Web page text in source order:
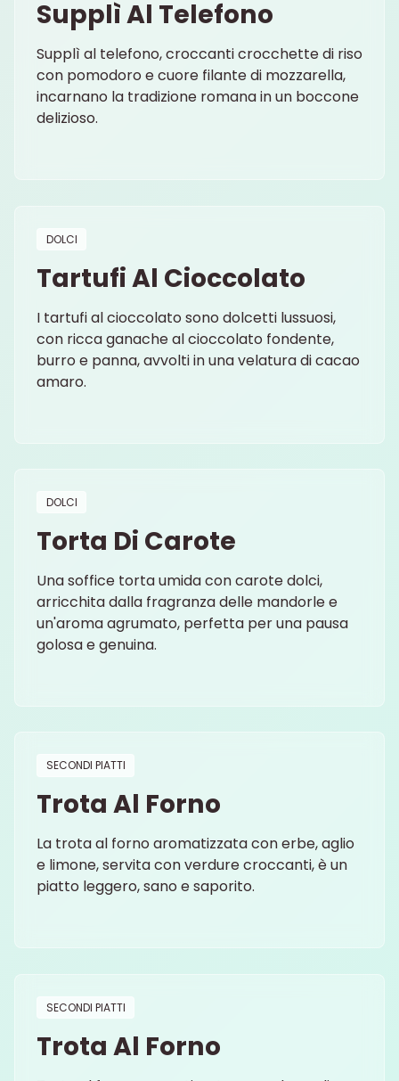
Supplì Al Telefono
Supplì al telefono, croccanti crocchette di riso
con pomodoro e cuore filante di mozzarella,
incarnano la tradizione romana in un boccone
delizioso.
DOLCI
Tartufi Al Cioccolato
I tartufi al cioccolato sono dolcetti lussuosi,
con ricca ganache al cioccolato fondente,
burro e panna, avvolti in una velatura di cacao
amaro.
DOLCI
Torta Di Carote
Una soffice torta umida con carote dolci,
arricchita dalla fragranza delle mandorle e
un'aroma agrumato, perfetta per una pausa
golosa e genuina.
SECONDI PIATTI
Trota Al Forno
La trota al forno aromatizzata con erbe, aglio
e limone, servita con verdure croccanti, è un
piatto leggero, sano e saporito.
SECONDI PIATTI
Trota Al Forno